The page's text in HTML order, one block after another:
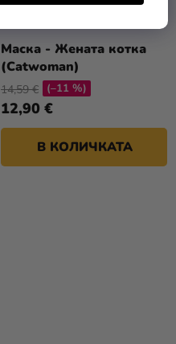
Маска - Жената котка
(Catwoman)
12,90 €
14,59 € (–11 %)
В КОЛИЧКАТА